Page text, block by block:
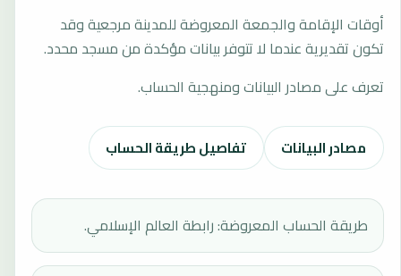
أوقات الإقامة والجمعة المعروضة للمدينة مرجعية وقد
تكون تقديرية عندما لا تتوفر بيانات مؤكدة من مسجد محدد.
تعرف على مصادر البيانات ومنهجية الحساب.
مصادر البيانات تفاصيل طريقة الحساب
طريقة الحساب المعروضة: رابطة العالم الإسلامي.